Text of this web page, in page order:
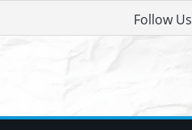
Follow Us